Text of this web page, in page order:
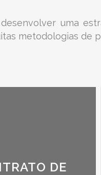
uma
metodologias de
DE